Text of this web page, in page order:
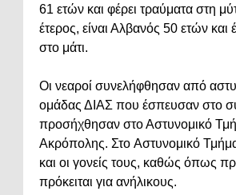
61 ετών και φέρει τραύματα στη
έτερος, είναι Αλβανός 50 ετών και
στο μάτι.
Οι νεαροί συνελήφθησαν από
ομάδας ΔΙΑΣ που έσπευσαν στο
προσήχθησαν στο Αστυνομικό
Ακρόπολης. Στο Αστυνομικό
και οι γονείς τους, καθώς όπως
πρόκειται για ανήλικους.